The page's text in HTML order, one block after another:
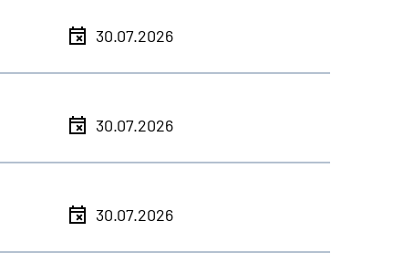
30.07.2026
30.07.2026
30.07.2026